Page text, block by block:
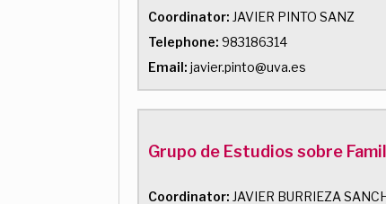
Coordinator: JAVIER PINTO SANZ
Telephone: 983186314
Email: javier.pinto@uva.es
Grupo de Estudios sobre
Coordinator: JAVIER BURRIEZA